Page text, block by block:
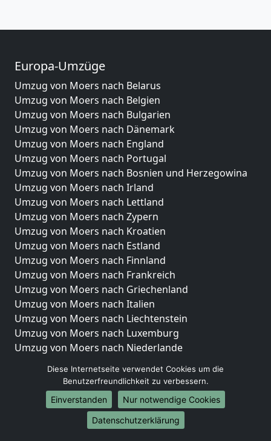
Europa-Umzüge
Umzug von Moers nach Belarus
Umzug von Moers nach Belgien
Umzug von Moers nach Bulgarien
Umzug von Moers nach Dänemark
Umzug von Moers nach England
Umzug von Moers nach Portugal
Umzug von Moers nach Bosnien und Herzegowina
Umzug von Moers nach Irland
Umzug von Moers nach Lettland
Umzug von Moers nach Zypern
Umzug von Moers nach Kroatien
Umzug von Moers nach Estland
Umzug von Moers nach Finnland
Umzug von Moers nach Frankreich
Umzug von Moers nach Griechenland
Umzug von Moers nach Italien
Umzug von Moers nach Liechtenstein
Umzug von Moers nach Luxemburg
Umzug von Moers nach Niederlande
Umzüge-Deutschlandweit
Umzug von Moers nach Berlin
Umzug von Moers nach Hamburg
Diese Internetseite verwendet Cookies um die
Benutzerfreundlichkeit zu verbessern.
Einverstanden
Nur notwendige Cookies
Datenschutzerklärung